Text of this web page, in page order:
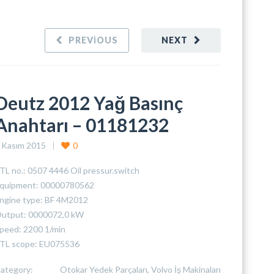
NEXT
PREVIOUS
2012 Yağ Basınç
– 01181232
2015 0
no.: 0507 4446 Oil pressur.switch
00000780562
type: BF 4M2012
0000072,0 kW
2200 1/min
scope: EU075536
Otokar Yedek Parçaları, Volvo İş Makinaları